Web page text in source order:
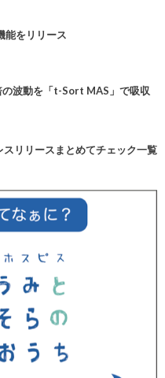
能をリリース
波動を「t-Sort MAS」で吸収
スリリースまとめてチェック一覧